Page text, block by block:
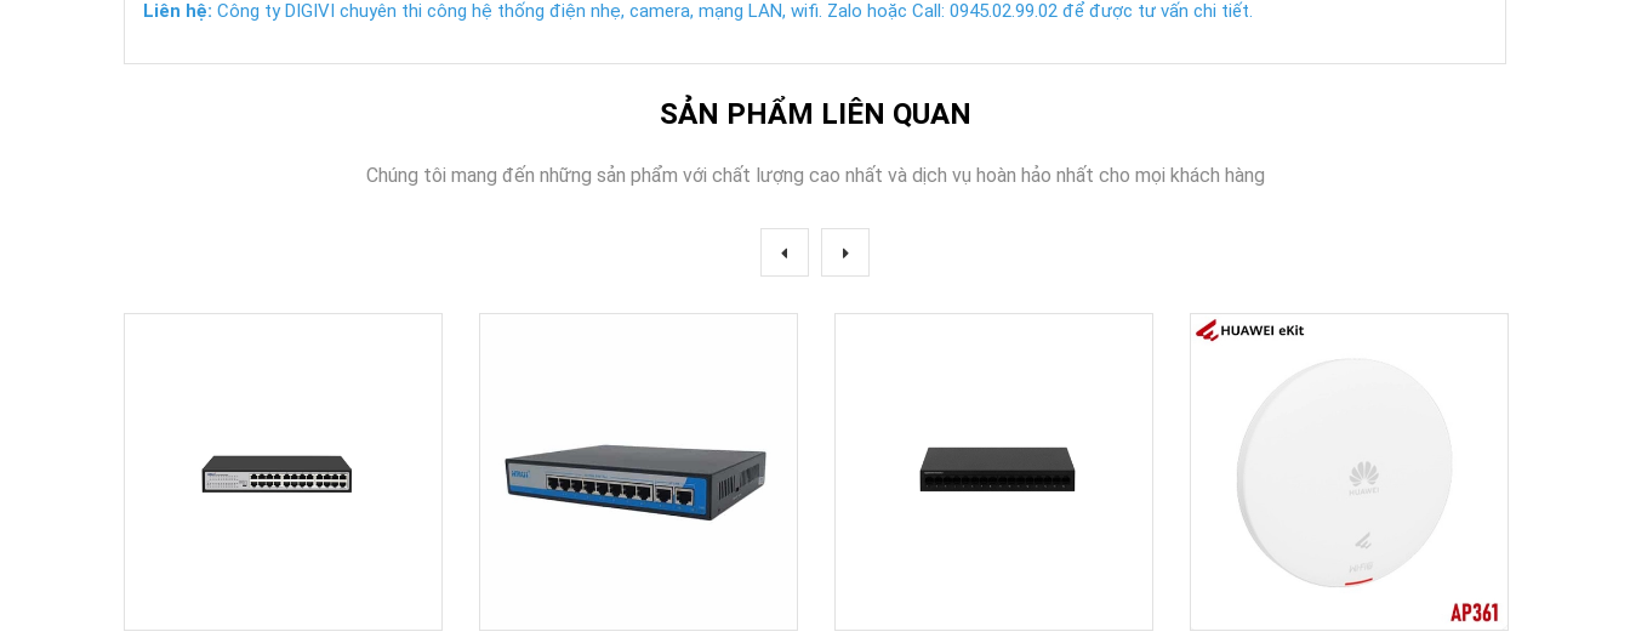
Liên hệ: Công ty DIGIVI chuyên thi công hệ thống điện nhẹ, camera, mạng LAN, wifi. Zalo hoặc Call: 0945.02.99.02 để được tư vấn chi tiết.
SẢN PHẨM LIÊN QUAN
Chúng tôi mang đến những sản phẩm với chất lượng cao nhất và dịch vụ hoàn hảo nhất cho mọi khách hàng